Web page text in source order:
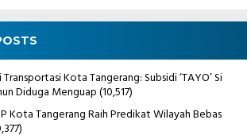
Kota Tangerang: Subsidi ‘TAYO’ Si
Diduga Menguap(10,517)
Kota Tangerang Raih Predikat Wilayah Bebas